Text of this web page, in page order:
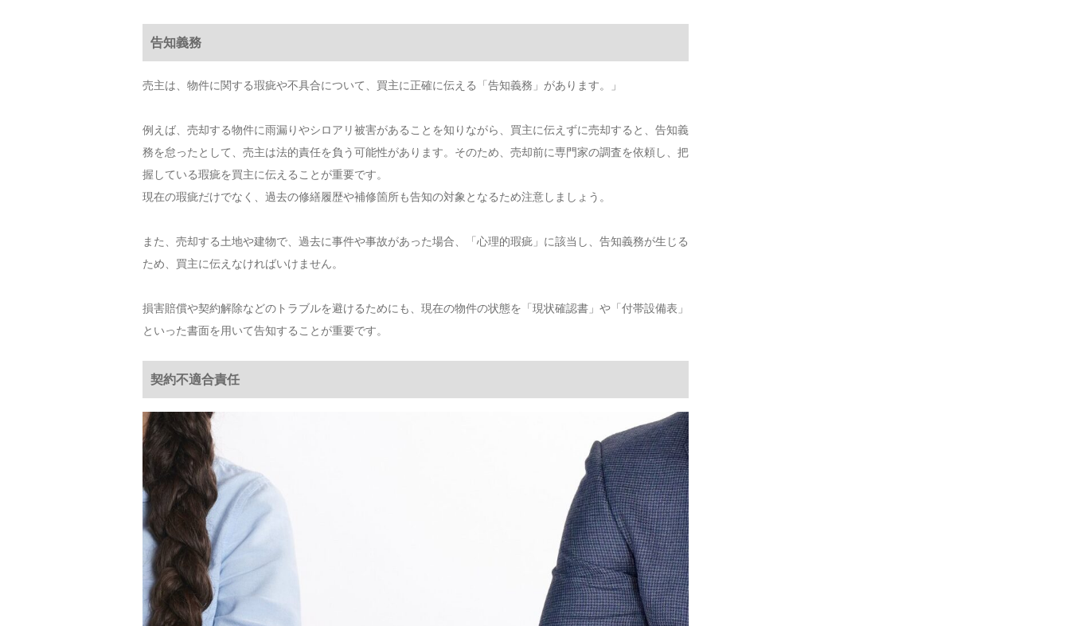
告知義務
売主は、物件に関する瑕疵や不具合について、買主に正確に伝える「告知義務」があります。」
例えば、売却する物件に雨漏りやシロアリ被害があることを知りながら、買主に伝えずに売却すると、告知義
務を怠ったとして、売主は法的責任を負う可能性があります。そのため、売却前に専門家の調査を依頼し、把
握している瑕疵を買主に伝えることが重要です。
現在の瑕疵だけでなく、過去の修繕履歴や補修箇所も告知の対象となるため注意しましょう。
また、売却する土地や建物で、過去に事件や事故があった場合、「心理的瑕疵」に該当し、告知義務が生じる
ため、買主に伝えなければいけません。
損害賠償や契約解除などのトラブルを避けるためにも、現在の物件の状態を「現状確認書」や「付帯設備表」
といった書面を用いて告知することが重要です。
契約不適合責任